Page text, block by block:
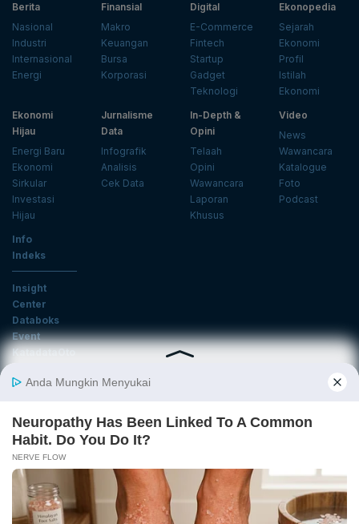
Berita
Nasional
Industri
Internasional
Energi
Finansial
Makro
Keuangan
Bursa
Korporasi
Digital
E-Commerce
Fintech
Startup
Gadget
Teknologi
Ekonopedia
Sejarah
Ekonomi
Profil
Istilah
Ekonomi
Ekonomi
Hijau
Energi Baru
Ekonomi
Sirkular
Investasi
Hijau
Jurnalisme
Data
Infografik
Analisis
Cek Data
In-Depth &
Opini
Telaah
Opini
Wawancara
Laporan
Khusus
Video
News
Wawancara
Katalogue
Foto
Podcast
Info
Indeks
Insight
Center
Databoks
Event
KatadataOto
Email
Daftar